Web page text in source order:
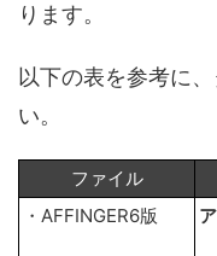
ります。
以下の表を参考に
い。
ファイル
・AFFINGER6版